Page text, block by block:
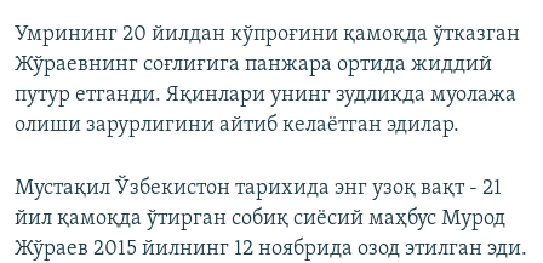
Умрининг 20 йилдан кўпроғини қамоқда ўтказган
Жўраевнинг соғлиғига панжара ортида жиддий
путур етганди. Яқинлари унинг зудликда муолажа
олиши зарурлигини айтиб келаётган эдилар.
Мустақил Ўзбекистон тарихида энг узоқ вақт - 21
йил қамоқда ўтирган собиқ сиёсий маҳбус Мурод
Жўраев 2015 йилнинг 12 ноябрида озод этилган эди.